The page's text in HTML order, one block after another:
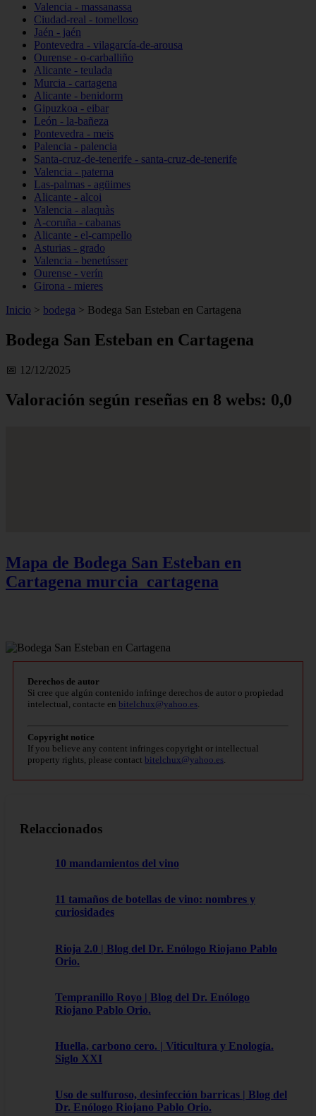
Valencia - massanassa
Ciudad-real - tomelloso
Jaén - jaén
Pontevedra - vilagarcía-de-arousa
Ourense - o-carballiño
Alicante - teulada
Murcia - cartagena
Alicante - benidorm
Gipuzkoa - eibar
León - la-bañeza
Pontevedra - meis
Palencia - palencia
Santa-cruz-de-tenerife - santa-cruz-de-tenerife
Valencia - paterna
Las-palmas - agüimes
Alicante - alcoi
Valencia - alaquàs
A-coruña - cabanas
Alicante - el-campello
Asturias - grado
Valencia - benetússer
Ourense - verín
Girona - mieres
Inicio > bodega > Bodega San Esteban en Cartagena
Bodega San Esteban en Cartagena
📅 12/12/2025
Valoración según reseñas en 8 webs: 0,0
Mapa de Bodega San Esteban en
Cartagena murcia_cartagena
Derechos de autor
Si cree que algún contenido infringe derechos de autor o propiedad
intelectual, contacte en bitelchux@yahoo.es
Copyright notice
If you believe any content infringes copyright or intellectual
property rights, please contact bitelchux@yahoo.es
Relaccionados
10 mandamientos del vino
11 tamaños de botellas de vino: nombres y
curiosidades
Rioja 2.0 | Blog del Dr. Enólogo Riojano Pablo
Orio.
Tempranillo Royo | Blog del Dr. Enólogo
Riojano Pablo Orio.
Huella, carbono cero. | Viticultura y Enología.
Siglo XXI
Uso de sulfuroso, desinfección barricas | Blog del
Dr. Enólogo Riojano Pablo Orio.